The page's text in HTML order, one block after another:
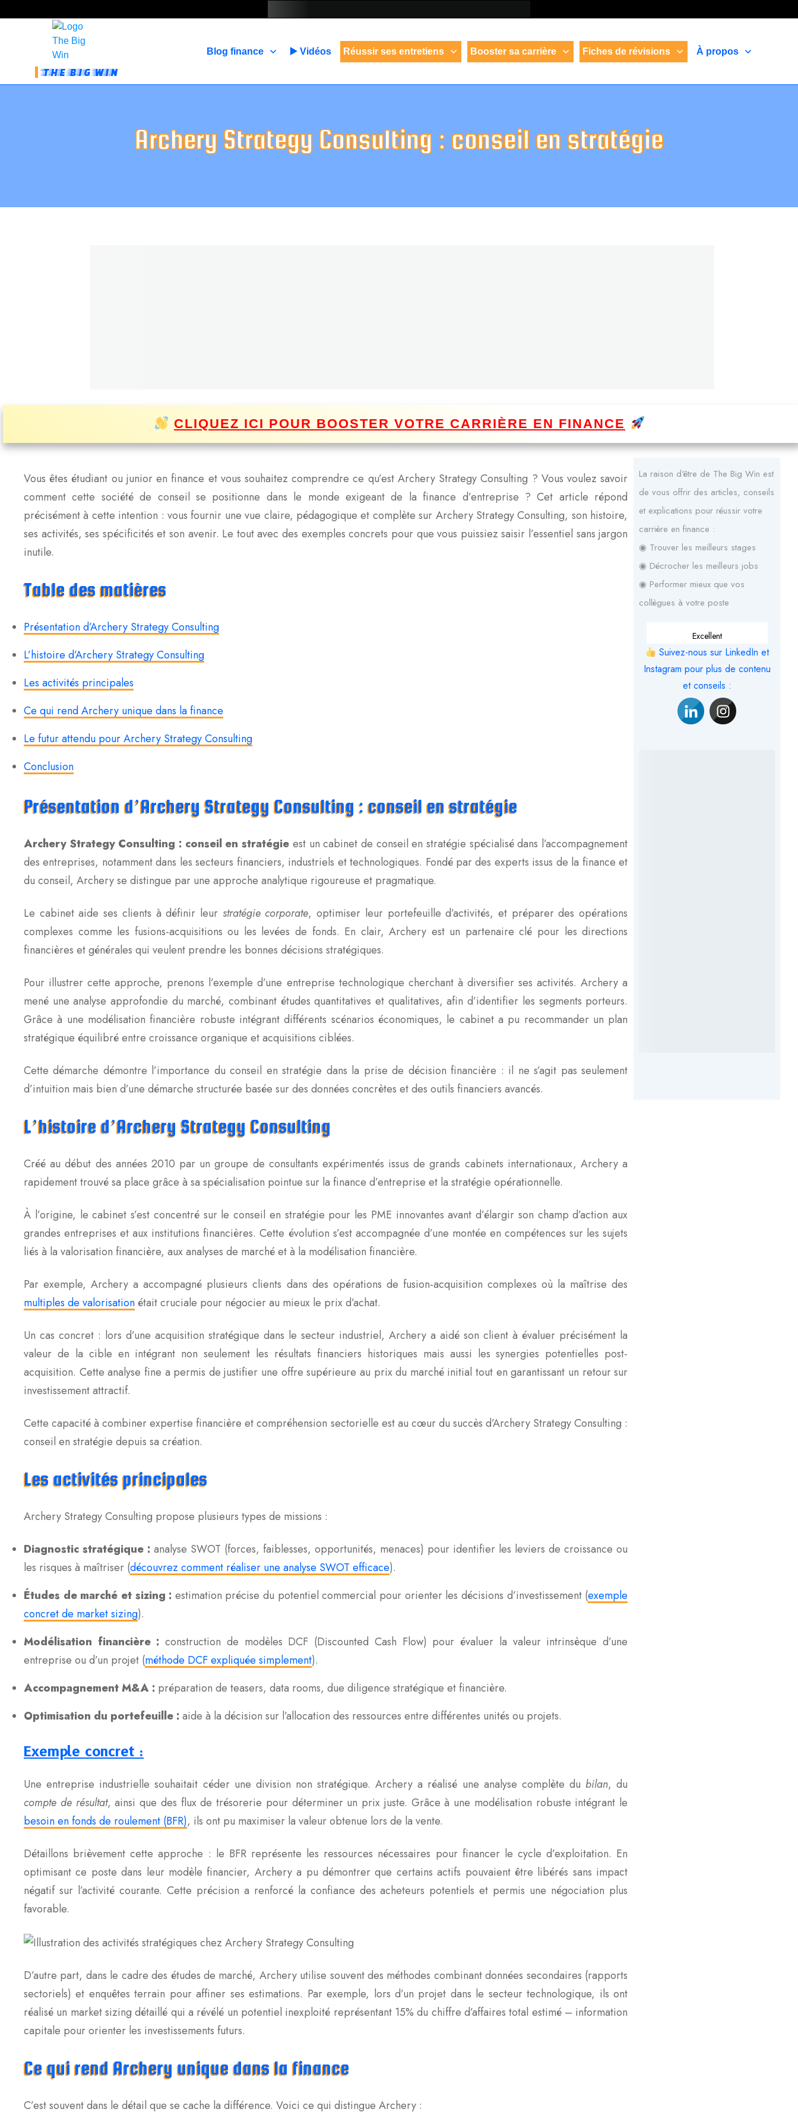
THE BIG WIN
Blog finance ▶️ Vidéos Réussir ses entretiens Booster sa carrière Fiches de révisions À propos
Archery Strategy Consulting : conseil en stratégie
CLIQUEZ ICI POUR BOOSTER VOTRE CARRIÈRE EN FINANCE
Vous êtes étudiant ou junior en finance et vous souhaitez comprendre ce qu’est Archery Strategy Consulting ? Vous voulez savoir
comment cette société de conseil se positionne dans le monde exigeant de la finance d’entreprise ? Cet article répond
précisément à cette intention : vous fournir une vue claire, pédagogique et complète sur Archery Strategy Consulting, son histoire,
ses activités, ses spécificités et son avenir. Le tout avec des exemples concrets pour que vous puissiez saisir l’essentiel sans jargon
inutile.
Table des matières
Présentation d’Archery Strategy Consulting
L’histoire d’Archery Strategy Consulting
Les activités principales
Ce qui rend Archery unique dans la finance
Le futur attendu pour Archery Strategy Consulting
Conclusion
Présentation d’Archery Strategy Consulting : conseil en stratégie
Archery Strategy Consulting : conseil en stratégie est un cabinet de conseil en stratégie spécialisé dans l’accompagnement
des entreprises, notamment dans les secteurs financiers, industriels et technologiques. Fondé par des experts issus de la finance et
du conseil, Archery se distingue par une approche analytique rigoureuse et pragmatique.
Le cabinet aide ses clients à définir leur stratégie corporate, optimiser leur portefeuille d’activités, et préparer des opérations
complexes comme les fusions-acquisitions ou les levées de fonds. En clair, Archery est un partenaire clé pour les directions
financières et générales qui veulent prendre les bonnes décisions stratégiques.
Pour illustrer cette approche, prenons l’exemple d’une entreprise technologique cherchant à diversifier ses activités. Archery a
mené une analyse approfondie du marché, combinant études quantitatives et qualitatives, afin d’identifier les segments porteurs.
Grâce à une modélisation financière robuste intégrant différents scénarios économiques, le cabinet a pu recommander un plan
stratégique équilibré entre croissance organique et acquisitions ciblées.
Cette démarche démontre l’importance du conseil en stratégie dans la prise de décision financière : il ne s’agit pas seulement
d’intuition mais bien d’une démarche structurée basée sur des données concrètes et des outils financiers avancés.
L’histoire d’Archery Strategy Consulting
Créé au début des années 2010 par un groupe de consultants expérimentés issus de grands cabinets internationaux, Archery a
rapidement trouvé sa place grâce à sa spécialisation pointue sur la finance d’entreprise et la stratégie opérationnelle.
À l’origine, le cabinet s’est concentré sur le conseil en stratégie pour les PME innovantes avant d’élargir son champ d’action aux
grandes entreprises et aux institutions financières. Cette évolution s’est accompagnée d’une montée en compétences sur les sujets
liés à la valorisation financière, aux analyses de marché et à la modélisation financière.
Par exemple, Archery a accompagné plusieurs clients dans des opérations de fusion-acquisition complexes où la maîtrise des
multiples de valorisationétait cruciale pour négocier au mieux le prix d’achat.
Un cas concret : lors d’une acquisition stratégique dans le secteur industriel, Archery a aidé son client à évaluer précisément la
valeur de la cible en intégrant non seulement les résultats financiers historiques mais aussi les synergies potentielles post-
acquisition. Cette analyse fine a permis de justifier une offre supérieure au prix du marché initial tout en garantissant un retour sur
investissement attractif.
Cette capacité à combiner expertise financière et compréhension sectorielle est au cœur du succès d’Archery Strategy Consulting :
conseil en stratégie depuis sa création.
Les activités principales
Archery Strategy Consulting propose plusieurs types de missions :
Diagnostic stratégique : analyse SWOT (forces, faiblesses, opportunités, menaces) pour identifier les leviers de croissance ou
les risques à maîtriser (découvrez comment réaliser une analyse SWOT efficace).
Études de marché et sizing : estimation précise du potentiel commercial pour orienter les décisions d’investissement (exemple
concret de market sizing).
Modélisation financière : construction de modèles DCF (Discounted Cash Flow) pour évaluer la valeur intrinsèque d’une
entreprise ou d’un projet (méthode DCF expliquée simplement).
Accompagnement M&A : préparation de teasers, data rooms, due diligence stratégique et financière.
Optimisation du portefeuille :aide à la décision sur l’allocation des ressources entre différentes unités ou projets.
Exemple concret :
Une entreprise industrielle souhaitait céder une division non stratégique. Archery a réalisé une analyse complète dubilan, du
compte de résultat, ainsi que des flux de trésorerie pour déterminer un prix juste. Grâce à une modélisation robuste intégrant le
besoin en fonds de roulement (BFR), ils ont pu maximiser la valeur obtenue lors de la vente.
Détaillons brièvement cette approche : le BFR représente les ressources nécessaires pour financer le cycle d’exploitation. En
optimisant ce poste dans leur modèle financier, Archery a pu démontrer que certains actifs pouvaient être libérés sans impact
négatif sur l’activité courante. Cette précision a renforcé la confiance des acheteurs potentiels et permis une négociation plus
favorable.
D’autre part, dans le cadre des études de marché, Archery utilise souvent des méthodes combinant données secondaires (rapports
sectoriels) et enquêtes terrain pour affiner ses estimations. Par exemple, lors d’un projet dans le secteur technologique, ils ont
réalisé un market sizing détaillé qui a révélé un potentiel inexploité représentant 15% du chiffre d’affaires total estimé – information
capitale pour orienter les investissements futurs.
Ce qui rend Archery unique dans la finance
C’est souvent dans le détail que se cache la différence. Voici ce qui distingue Archery :
La raison d'être de The Big Win est
de vous offrir des articles, conseils
et explications pour réussir votre
carrière en finance :
◉ Trouver les meilleurs stages
◉ Décrocher les meilleurs jobs
◉ Performer mieux que vos
collègues à votre poste
Excellent
Suivez-nous sur LinkedIn et
Instagram pour plus de contenu
et conseils :